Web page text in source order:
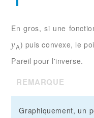
En gros, si une
yA) puis convexe, le
Pareil pour l'inverse.
REMARQUE
Graphiquement, un